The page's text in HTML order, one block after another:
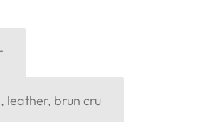
leather, brun cru